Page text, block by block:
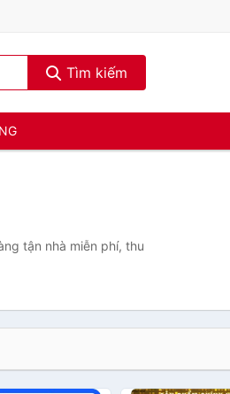
Tìm kiếm
tận nhà miễn phí, thu